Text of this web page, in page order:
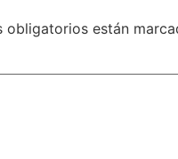
obligatorios están